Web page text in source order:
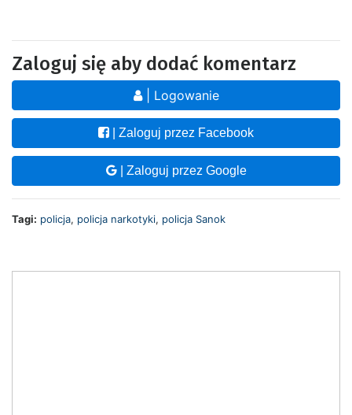
Zaloguj się aby dodać komentarz
| Logowanie
| Zaloguj przez Facebook
| Zaloguj przez Google
Tagi: policja, policja narkotyki, policja Sanok